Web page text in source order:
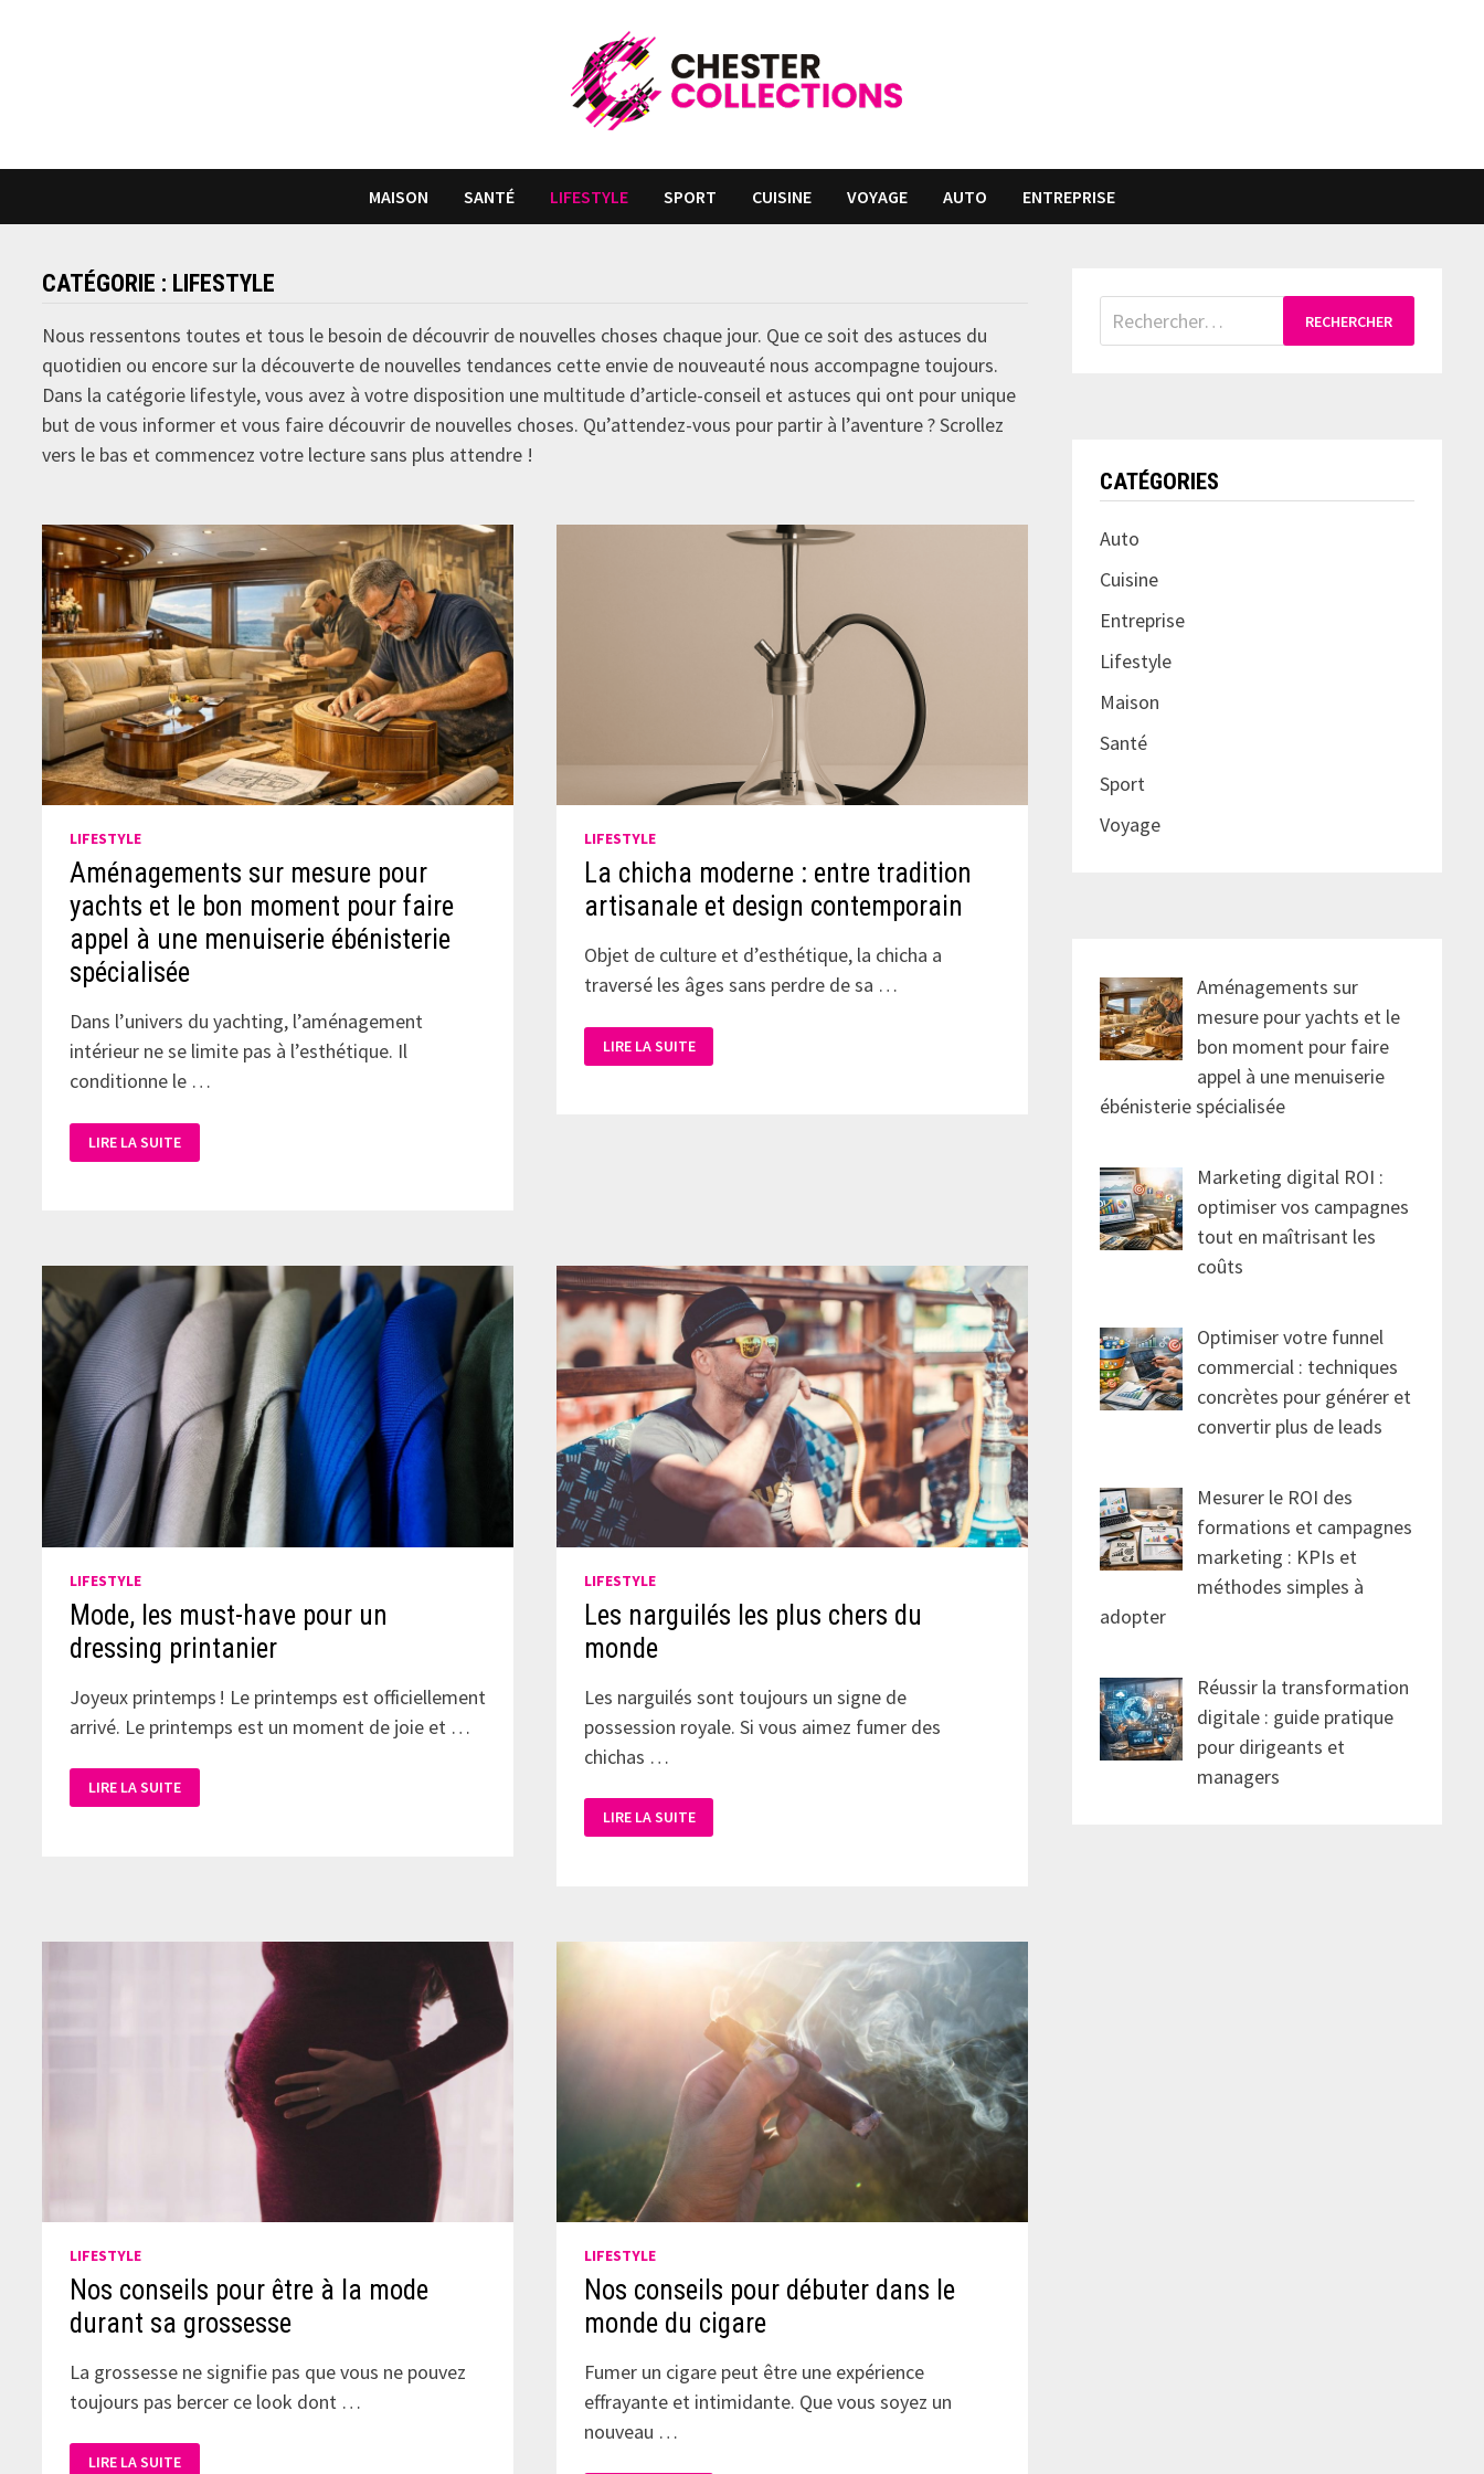
MAISON SANTÉ LIFESTYLE SPORT CUISINE VOYAGE AUTO ENTREPRISE
CATÉGORIE : LIFESTYLE
Nous ressentons toutes et tous le besoin de découvrir de nouvelles choses chaque jour. Que ce soit des astuces du
quotidien ou encore sur la découverte de nouvelles tendances cette envie de nouveauté nous accompagne toujours.
Dans la catégorie lifestyle, vous avez à votre disposition une multitude d’article-conseil et astuces qui ont pour unique
but de vous informer et vous faire découvrir de nouvelles choses. Qu’attendez-vous pour partir à l’aventure ? Scrollez
vers le bas et commencez votre lecture sans plus attendre !
LIFESTYLE
Aménagements sur mesure pour
yachts et le bon moment pour faire
appel à une menuiserie ébénisterie
spécialisée
Dans l’univers du yachting, l’aménagement
intérieur ne se limite pas à l’esthétique. Il
conditionne le …
LIRE LA SUITE
LIFESTYLE
La chicha moderne : entre tradition
artisanale et design contemporain
Objet de culture et d’esthétique, la chicha a
traversé les âges sans perdre de sa …
LIRE LA SUITE
LIFESTYLE
Mode, les must-have pour un
dressing printanier
Joyeux printemps ! Le printemps est officiellement
arrivé. Le printemps est un moment de joie et …
LIRE LA SUITE
LIFESTYLE
Les narguilés les plus chers du
monde
Les narguilés sont toujours un signe de
possession royale. Si vous aimez fumer des
chichas …
LIRE LA SUITE
LIFESTYLE
Nos conseils pour être à la mode
durant sa grossesse
La grossesse ne signifie pas que vous ne pouvez
toujours pas bercer ce look dont …
LIRE LA SUITE
LIFESTYLE
Nos conseils pour débuter dans le
monde du cigare
Fumer un cigare peut être une expérience
effrayante et intimidante. Que vous soyez un
nouveau …
Rechercher :
CATÉGORIES
Auto
Cuisine
Entreprise
Lifestyle
Maison
Santé
Sport
Voyage
Aménagements sur
mesure pour yachts et le
bon moment pour faire
appel à une menuiserie
ébénisterie spécialisée
Marketing digital ROI :
optimiser vos campagnes
tout en maîtrisant les
coûts
Optimiser votre funnel
commercial : techniques
concrètes pour générer et
convertir plus de leads
Mesurer le ROI des
formations et campagnes
marketing : KPIs et
méthodes simples à
adopter
Réussir la transformation
digitale : guide pratique
pour dirigeants et
managers